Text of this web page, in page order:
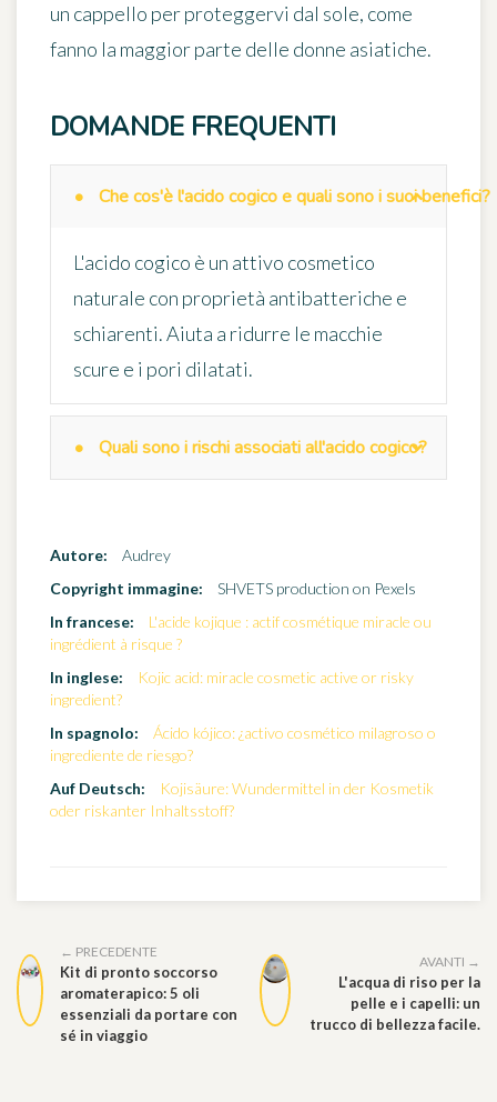
un cappello per proteggervi dal sole, come
fanno la maggior parte delle donne asiatiche.
DOMANDE FREQUENTI
Che cos'è l'acido cogico e quali sono i suoi benefici?
L'acido cogico è un attivo cosmetico
naturale con proprietà antibatteriche e
schiarenti. Aiuta a ridurre le macchie
scure e i pori dilatati.
Quali sono i rischi associati all'acido cogico?
Autore:
Audrey
Copyright immagine:
SHVETS production on Pexels
In francese:
L'acide kojique : actif cosmétique miracle ou
ingrédient à risque ?
In inglese:
Kojic acid: miracle cosmetic active or risky
ingredient?
In spagnolo:
Ácido kójico: ¿activo cosmético milagroso o
ingrediente de riesgo?
Auf Deutsch:
Kojisäure: Wundermittel in der Kosmetik
oder riskanter Inhaltsstoff?
← PRECEDENTE
Kit di pronto soccorso
aromaterapico: 5 oli
essenziali da portare con
sé in viaggio
AVANTI →
L'acqua di riso per la
pelle e i capelli: un
trucco di bellezza facile.